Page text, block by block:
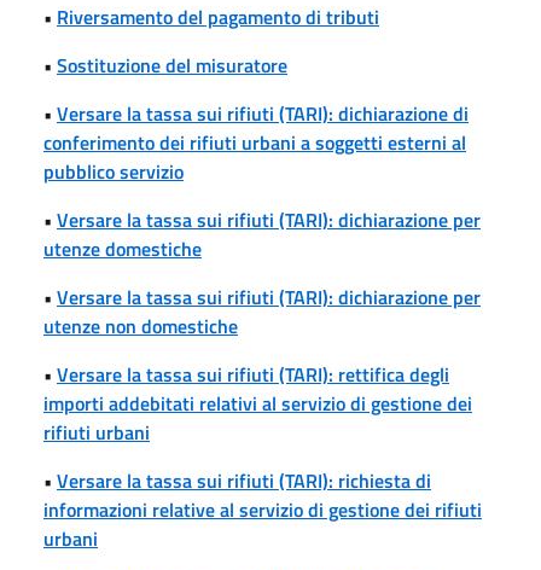
• Riversamento del pagamento di tributi
• Sostituzione del misuratore
• Versare la tassa sui rifiuti (TARI): dichiarazione di
conferimento dei rifiuti urbani a soggetti esterni al
pubblico servizio
• Versare la tassa sui rifiuti (TARI): dichiarazione per
utenze domestiche
• Versare la tassa sui rifiuti (TARI): dichiarazione per
utenze non domestiche
• Versare la tassa sui rifiuti (TARI): rettifica degli
importi addebitati relativi al servizio di gestione dei
rifiuti urbani
• Versare la tassa sui rifiuti (TARI): richiesta di
informazioni relative al servizio di gestione dei rifiuti
urbani